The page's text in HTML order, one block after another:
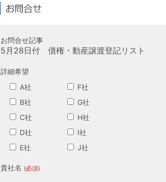
お問合せ記事
5月28日付 債権・動産譲渡登記リスト
詳細希望
A社
B社
C社
D社
E社
F社
G社
H社
I社
J社
貴社名 (必須)